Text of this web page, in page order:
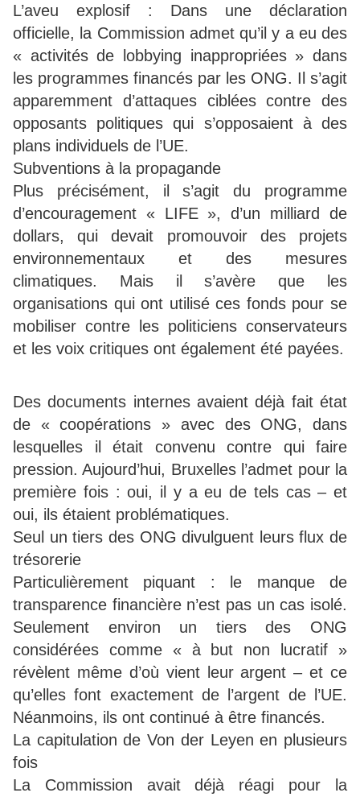
L’aveu explosif : Dans une déclaration
officielle, la Commission admet qu’il y a eu des
« activités de lobbying inappropriées » dans
les programmes financés par les ONG. Il s’agit
apparemment d’attaques ciblées contre des
opposants politiques qui s’opposaient à des
plans individuels de l’UE.
Subventions à la propagande
Plus précisément, il s’agit du programme
d’encouragement « LIFE », d’un milliard de
dollars, qui devait promouvoir des projets
environnementaux et des mesures
climatiques. Mais il s’avère que les
organisations qui ont utilisé ces fonds pour se
mobiliser contre les politiciens conservateurs
et les voix critiques ont également été payées.
Des documents internes avaient déjà fait état
de « coopérations » avec des ONG, dans
lesquelles il était convenu contre qui faire
pression. Aujourd’hui, Bruxelles l’admet pour la
première fois : oui, il y a eu de tels cas – et
oui, ils étaient problématiques.
Seul un tiers des ONG divulguent leurs flux de
trésorerie
Particulièrement piquant : le manque de
transparence financière n’est pas un cas isolé.
Seulement environ un tiers des ONG
considérées comme « à but non lucratif »
révèlent même d’où vient leur argent – et ce
qu’elles font exactement de l’argent de l’UE.
Néanmoins, ils ont continué à être financés.
La capitulation de Von der Leyen en plusieurs
fois
La Commission avait déjà réagi pour la